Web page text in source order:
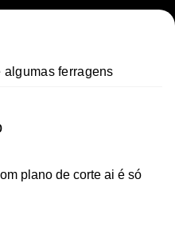
algumas ferragens
plano de corte ai é só